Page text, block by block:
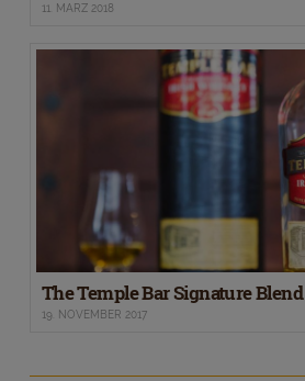
11. MÄRZ 2018
The Temple Bar Signature Blend
19. NOVEMBER 2017